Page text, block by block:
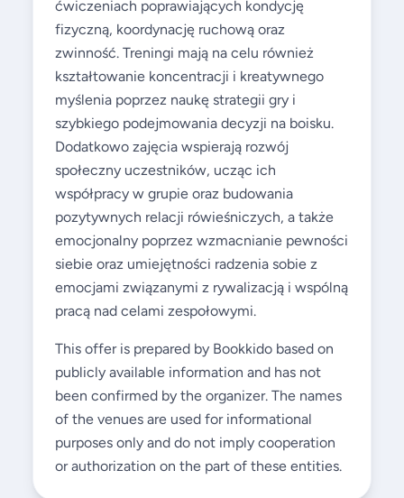
ćwiczeniach poprawiających kondycję
fizyczną, koordynację ruchową oraz
zwinność. Treningi mają na celu również
kształtowanie koncentracji i kreatywnego
myślenia poprzez naukę strategii gry i
szybkiego podejmowania decyzji na boisku.
Dodatkowo zajęcia wspierają rozwój
społeczny uczestników, ucząc ich
współpracy w grupie oraz budowania
pozytywnych relacji rówieśniczych, a także
emocjonalny poprzez wzmacnianie pewności
siebie oraz umiejętności radzenia sobie z
emocjami związanymi z rywalizacją i wspólną
pracą nad celami zespołowymi.
This offer is prepared by Bookkido based on
publicly available information and has not
been confirmed by the organizer. The names
of the venues are used for informational
purposes only and do not imply cooperation
or authorization on the part of these entities.